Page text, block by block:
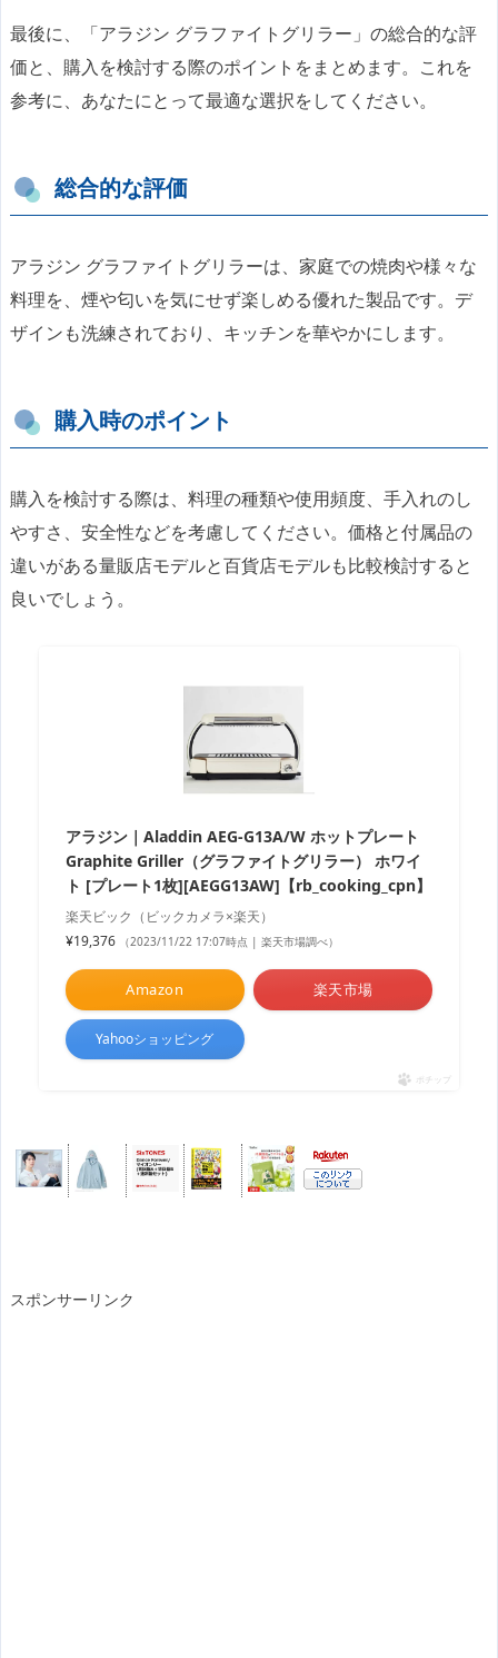
最後に、「アラジン グラファイトグリラー」の総合的な評
価と、購入を検討する際のポイントをまとめます。これを
参考に、あなたにとって最適な選択をしてください。
総合的な評価
アラジン グラファイトグリラーは、家庭での焼肉や様々な
料理を、煙や匂いを気にせず楽しめる優れた製品です。デ
ザインも洗練されており、キッチンを華やかにします。
購入時のポイント
購入を検討する際は、料理の種類や使用頻度、手入れのし
やすさ、安全性などを考慮してください。価格と付属品の
違いがある量販店モデルと百貨店モデルも比較検討すると
良いでしょう。
アラジン｜Aladdin AEG-G13A/W ホットプレート
Graphite Griller（グラファイトグリラー） ホワイ
ト [プレート1枚][AEGG13AW]【rb_cooking_cpn】
楽天ビック（ビックカメラ×楽天）
¥19,376
（2023/11/22 17:07時点 | 楽天市場調べ）
Amazon 楽天市場
Yahooショッピング
ポチップ
スポンサーリンク